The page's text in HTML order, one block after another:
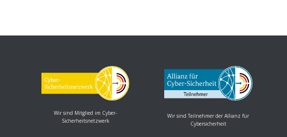
Wir sind Mitglied im Cyber-
Sicherheitsnetzwerk
Wir sind Teilnehmer der Allianz für
Cybersicherheit